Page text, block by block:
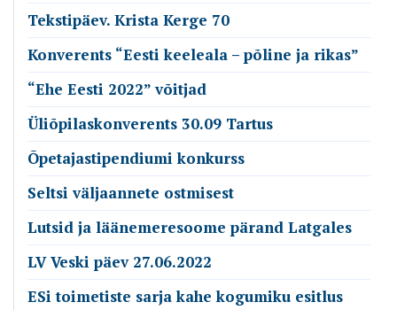
Tekstipäev. Krista Kerge 70
Konverents “Eesti keeleala – põline ja rikas”
“Ehe Eesti 2022” võitjad
Üliõpilaskonverents 30.09 Tartus
Õpetajastipendiumi konkurss
Seltsi väljaannete ostmisest
Lutsid ja läänemeresoome pärand Latgales
LV Veski päev 27.06.2022
ESi toimetiste sarja kahe kogumiku esitlus